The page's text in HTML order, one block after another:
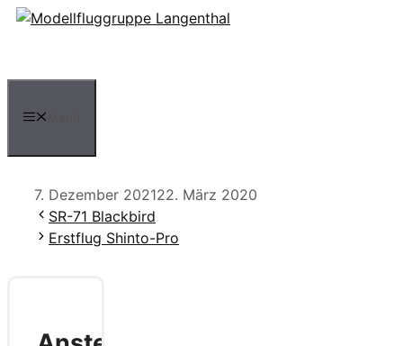
Zum
7. Dezember 202122. März 2020
SR-71 Blackbird
Erstflug Shinto-Pro